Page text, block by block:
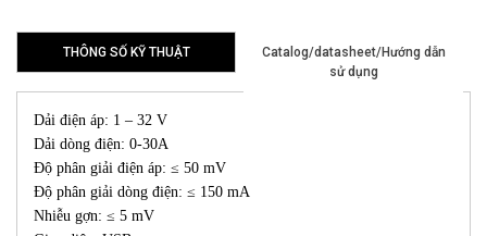
THÔNG SỐ KỸ THUẬT
Catalog/datasheet/Hướng dẫn
sử dụng
Dải điện áp: 1 – 32 V
Dải dòng điện: 0-30A
Độ phân giải điện áp: ≤ 50 mV
Độ phân giải dòng điện: ≤ 150 mA
Nhiễu gợn: ≤ 5 mV